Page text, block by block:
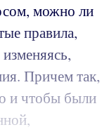
можно ли
правила,
Причем так,
и чтобы были